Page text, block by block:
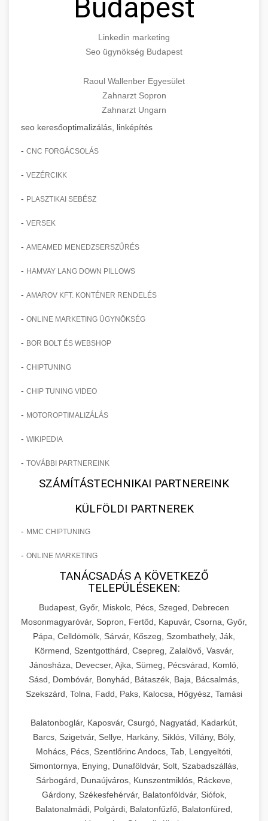
Budapest
Linkedin marketing
Seo ügynökség Budapest
Raoul Wallenber Egyesület
Zahnarzt Sopron
Zahnarzt Ungarn
seo keresőoptimalizálás, linképítés
- CNC FORGÁCSOLÁS
- VEZÉRCIKK
- PLASZTIKAI SEBÉSZ
- VERSEK
- AMEAMED MENEDZSERSZŰRÉS
- HAMVAY LANG DOWN PILLOWS
- AMAROV KFT. KONTÉNER RENDELÉS
- ONLINE MARKETING ÜGYNÖKSÉG
- BOR BOLT ÉS WEBSHOP
- CHIPTUNING
- CHIP TUNING VIDEO
- MOTOROPTIMALIZÁLÁS
- WIKIPEDIA
- TOVÁBBI PARTNEREINK
SZÁMÍTÁSTECHNIKAI PARTNEREINK
KÜLFÖLDI PARTNEREK
- MMC CHIPTUNING
- ONLINE MARKETING
TANÁCSADÁS A KÖVETKEZŐ
TELEPÜLÉSEKEN:
Budapest, Győr, Miskolc, Pécs, Szeged, Debrecen
Mosonmagyaróvár, Sopron, Fertőd, Kapuvár, Csorna, Győr,
Pápa, Celldömölk, Sárvár, Kőszeg, Szombathely, Ják,
Körmend, Szentgotthárd, Csepreg, Zalalövő, Vasvár,
Jánosháza, Devecser, Ajka, Sümeg, Pécsvárad, Komló,
Sásd, Dombóvár, Bonyhád, Bátaszék, Baja, Bácsalmás,
Szekszárd, Tolna, Fadd, Paks, Kalocsa, Hőgyész, Tamási
Balatonboglár, Kaposvár, Csurgó, Nagyatád, Kadarkút,
Barcs, Szigetvár, Sellye, Harkány, Siklós, Villány, Bóly,
Mohács, Pécs, Szentlőrinc Andocs, Tab, Lengyeltóti,
Simontornya, Enying, Dunaföldvár, Solt, Szabadszállás,
Sárbogárd, Dunaújváros, Kunszentmiklós, Ráckeve,
Gárdony, Székesfehérvár, Balatonföldvár, Siófok,
Balatonalmádi, Polgárdi, Balatonfűzfő, Balatonfüred,